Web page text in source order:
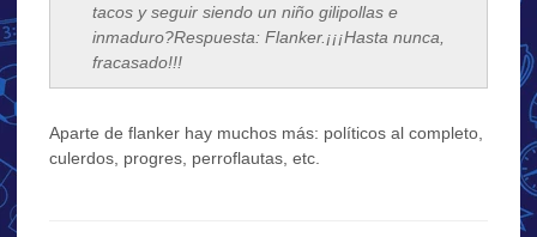
tacos y seguir siendo un niño gilipollas e
inmaduro?Respuesta: Flanker.¡¡¡Hasta nunca,
fracasado!!!
Aparte de flanker hay muchos más: políticos al completo,
culerdos, progres, perroflautas, etc.